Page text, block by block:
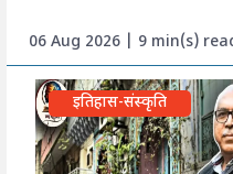
06 Aug 2026 | 9 min(s)
इतिहास-संस्कृति